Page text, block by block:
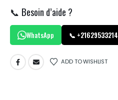
📞 Besoin d’aide ?
WhatsApp 📞 +21629533214
ADD TO WISHLIST